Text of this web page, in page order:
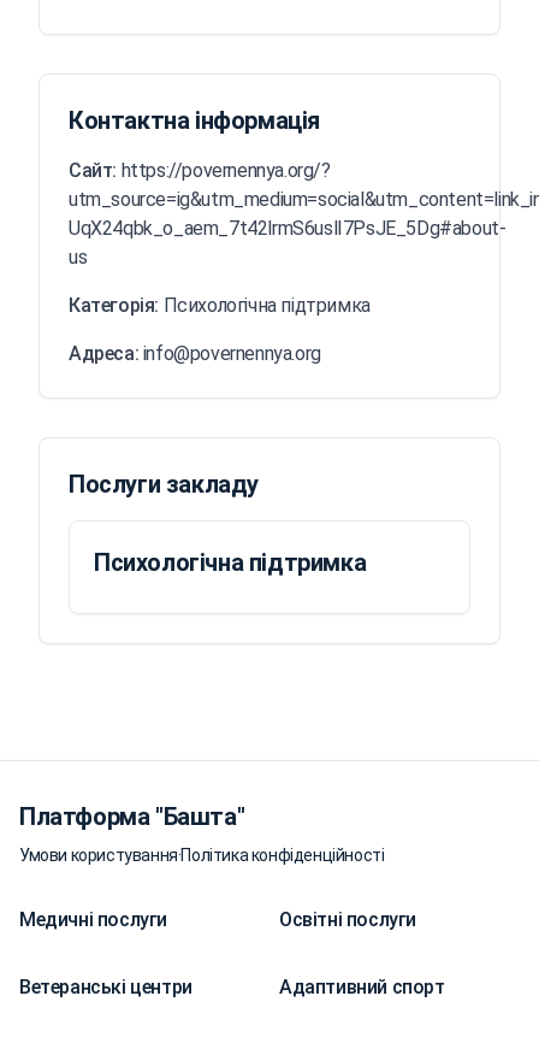
Контактна інформація
Сайт: https://povernennya.org/?
UqX24qbk_o_aem_7t42lrmS6uslI7PsJE_5Dg#about-
us
Категорія: Психологічна підтримка
Адреса: info@povernennya.org
Послуги закладу
Психологічна підтримка
Платформа "Башта"
Умови користування·Політика конфіденційності
Медичні послуги Освітні послуги
Ветеранські центри Адаптивний спорт